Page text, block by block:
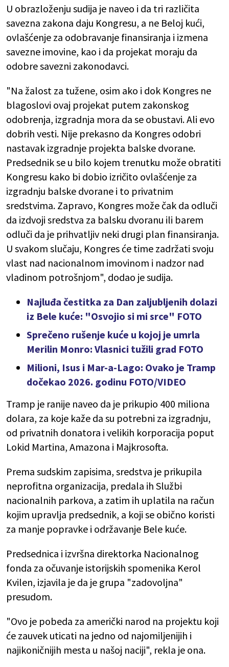
U obrazloženju sudija je naveo i da tri različita
savezna zakona daju Kongresu, a ne Beloj kući,
ovlašćenje za odobravanje finansiranja i izmena
savezne imovine, kao i da projekat moraju da
odobre savezni zakonodavci.
"Na žalost za tužene, osim ako i dok Kongres ne
blagoslovi ovaj projekat putem zakonskog
odobrenja, izgradnja mora da se obustavi. Ali evo
dobrih vesti. Nije prekasno da Kongres odobri
nastavak izgradnje projekta balske dvorane.
Predsednik se u bilo kojem trenutku može obratiti
Kongresu kako bi dobio izričito ovlašćenje za
izgradnju balske dvorane i to privatnim
sredstvima. Zapravo, Kongres može čak da odluči
da izdvoji sredstva za balsku dvoranu ili barem
odluči da je prihvatljiv neki drugi plan finansiranja.
U svakom slučaju, Kongres će time zadržati svoju
vlast nad nacionalnom imovinom i nadzor nad
vladinom potrošnjom", dodao je sudija.
Najluđa čestitka za Dan zaljubljenih dolazi
iz Bele kuće: "Osvojio si mi srce" FOTO
Sprečeno rušenje kuće u kojoj je umrla
Merilin Monro: Vlasnici tužili grad FOTO
Milioni, Isus i Mar-a-Lago: Ovako je Tramp
dočekao 2026. godinu FOTO/VIDEO
Tramp je ranije naveo da je prikupio 400 miliona
dolara, za koje kaže da su potrebni za izgradnju,
od privatnih donatora i velikih korporacija poput
Lokid Martina, Amazona i Majkrosofta.
Prema sudskim zapisima, sredstva je prikupila
neprofitna organizacija, predala ih Službi
nacionalnih parkova, a zatim ih uplatila na račun
kojim upravlja predsednik, a koji se obično koristi
za manje popravke i održavanje Bele kuće.
Predsednica i izvršna direktorka Nacionalnog
fonda za očuvanje istorijskih spomenika Kerol
Kvilen, izjavila je da je grupa "zadovoljna"
presudom.
"Ovo je pobeda za američki narod na projektu koji
će zauvek uticati na jedno od najomiljenijih i
najikoničnijih mesta u našoj naciji", rekla je ona.